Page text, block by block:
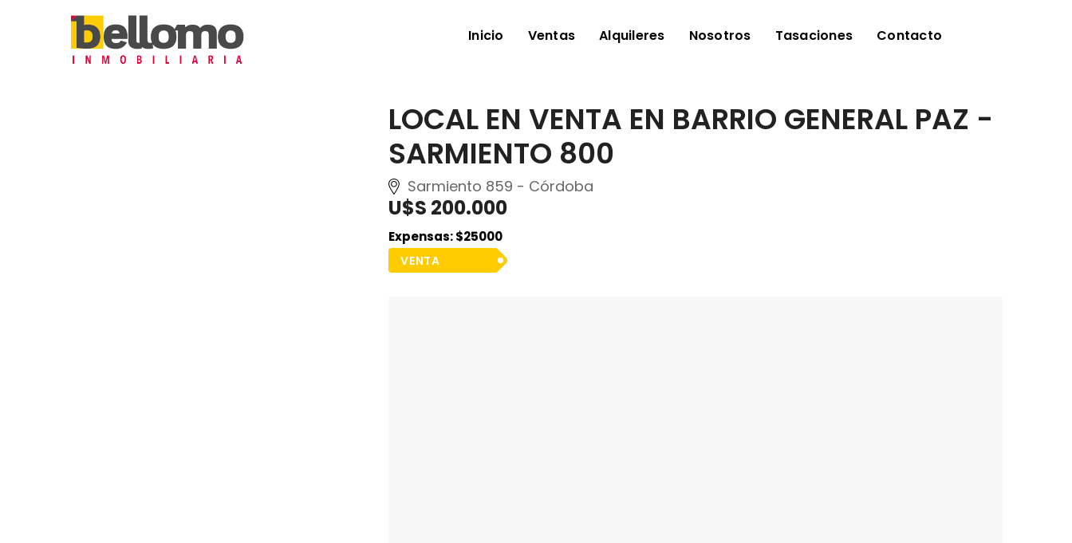
Inicio Ventas Alquileres Nosotros Tasaciones Contacto
LOCAL EN VENTA EN BARRIO GENERAL PAZ -
SARMIENTO 800
Sarmiento 859 - Córdoba
U$S 200.000
Expensas: $25000
VENTA